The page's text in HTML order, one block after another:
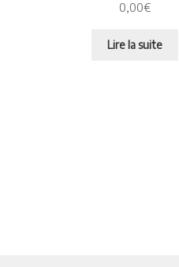
0,00€
Lire la suite